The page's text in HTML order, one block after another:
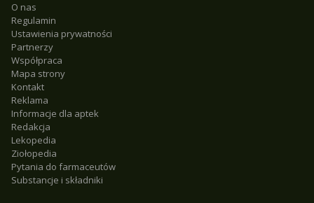
O nas
Regulamin
Ustawienia prywatności
Partnerzy
Współpraca
Mapa strony
Kontakt
Reklama
Informacje dla aptek
Redakcja
Lekopedia
Ziołopedia
Pytania do farmaceutów
Substancje i składniki